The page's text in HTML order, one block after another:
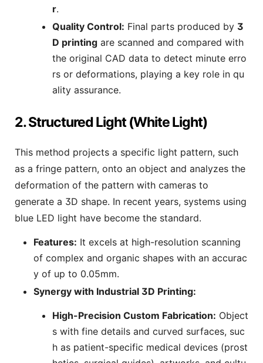
r.
Quality Control: Final parts produced by 3
D printing are scanned and compared with
the original CAD data to detect minute erro
rs or deformations, playing a key role in qu
ality assurance.
2. Structured Light (White Light)
This method projects a specific light pattern, such
as a fringe pattern, onto an object and analyzes the
deformation of the pattern with cameras to
generate a 3D shape. In recent years, systems using
blue LED light have become the standard.
Features: It excels at high-resolution scanning
of complex and organic shapes with an accurac
y of up to 0.05mm.
Synergy with Industrial 3D Printing:
High-Precision Custom Fabrication: Object
s with fine details and curved surfaces, suc
h as patient-specific medical devices (prost